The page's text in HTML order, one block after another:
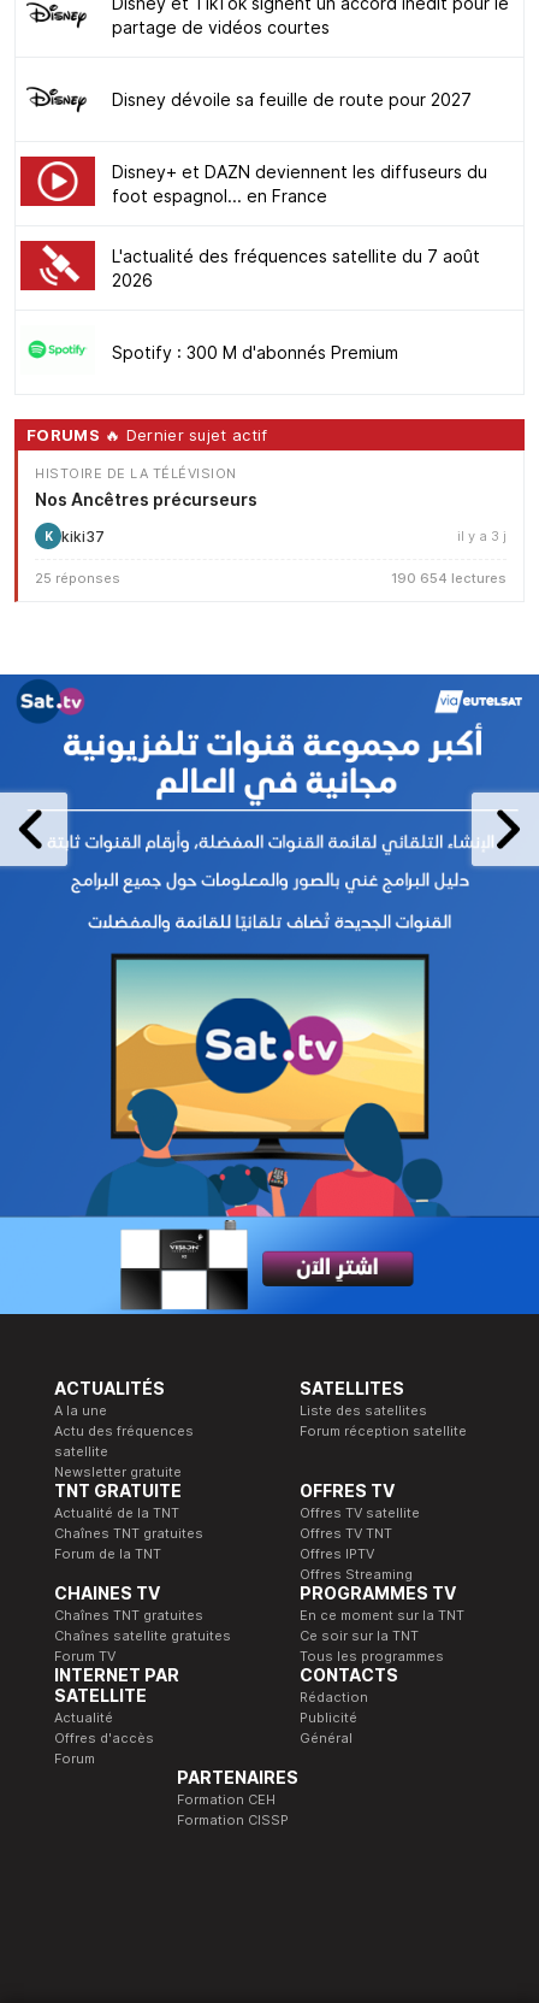
partage de vidéos courtes
Disney dévoile sa feuille de route pour 2027
Disney+ et DAZN deviennent les diffuseurs du
foot espagnol... en France
L'actualité des fréquences satellite du 7 août
2026
Spotify : 300 M d'abonnés Premium
FORUMS 🔥 Dernier sujet actif
HISTOIRE DE LA TÉLÉVISION
Nos Ancêtres précurseurs
K kiki37 il y a 3 j
25 réponses 190 654 lectures
ACTUALITÉS
A la une
Actu des fréquences
satellite
Newsletter gratuite
SATELLITES
Liste des satellites
Forum réception satellite
TNT GRATUITE
Actualité de la TNT
Chaînes TNT gratuites
Forum de la TNT
OFFRES TV
Offres TV satellite
Offres TV TNT
Offres IPTV
Offres Streaming
CHAINES TV
Chaînes TNT gratuites
Chaînes satellite gratuites
Forum TV
PROGRAMMES TV
En ce moment sur la TNT
Ce soir sur la TNT
Tous les programmes
INTERNET PAR
SATELLITE
Actualité
Offres d'accès
Forum
CONTACTS
Rédaction
Publicité
Général
PARTENAIRES
Formation CEH
Formation CISSP